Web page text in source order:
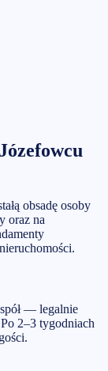
obsadę osoby
oraz na
— legalnie
2–3 tygodniach